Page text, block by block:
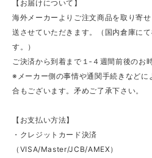
【お届けについて】
海外メーカーよりご注文商品を取り寄
送させていただきます。（国内倉庫に
す。）
ご決済から到着まで１‐４週間前後のお
※メーカー側の事情や通関手続きなどに
合もございます。矛めご了承下さい。
【お支払い方法】
・クレジットカード決済
（VISA/Master/JCB/AMEX）